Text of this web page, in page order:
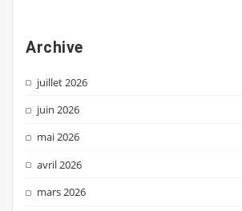
Archive
juillet 2026
juin 2026
mai 2026
avril 2026
mars 2026